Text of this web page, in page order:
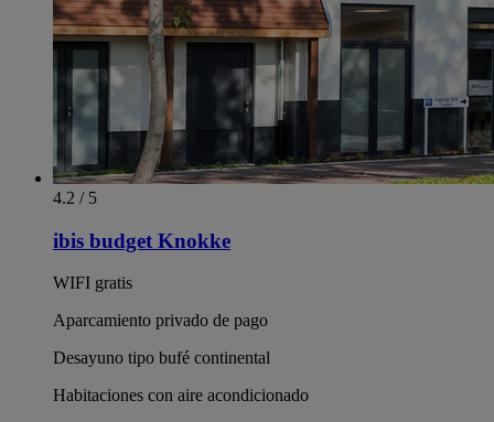
4.2 / 5
ibis budget Knokke
WIFI gratis
Aparcamiento privado de pago
Desayuno tipo bufé continental
Habitaciones con aire acondicionado